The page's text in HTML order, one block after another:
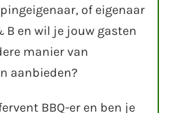
of eigenaar
B en wil je jouw gasten
manier van
aanbieden?
BBQ-er en ben je